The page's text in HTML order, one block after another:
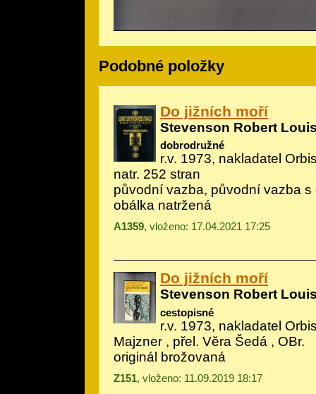
Podobné položky
Do jižních moří
Stevenson Robert
dobrodružné
r.v. 1973, nakladatel
natr. 252 stran
původní vazba, původní vazba s
obálka natržená
A1359, vloženo: 17.04.2021 17:25
Do jižních moří
Stevenson Robert
cestopisné
r.v. 1973, nakladatel
Majzner , přel. Věra Šedá , OBr.
originál brožovaná
Z151, vloženo: 11.09.2019 18:17